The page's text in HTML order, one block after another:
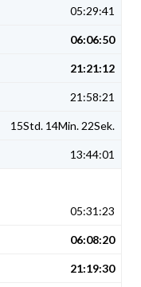
05:29:41
06:06:50
21:21:12
21:58:21
15Std. 14Min. 22Sek.
13:44:01
05:31:23
06:08:20
21:19:30